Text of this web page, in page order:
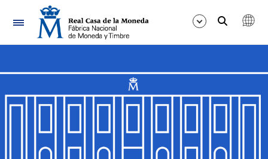
Navegació
Mostra/Amaga
Mostra/Amaga